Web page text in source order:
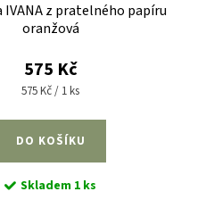
IVANA z pratelného papíru
oranžová
575 Kč
Měrná
575 Kč / 1 ks
DO KOŠÍKU
Skladem 1 ks